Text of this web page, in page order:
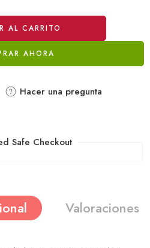
AL CARRITO
AHORA
Hacer una pregunta
Safe Checkout
Valoraciones